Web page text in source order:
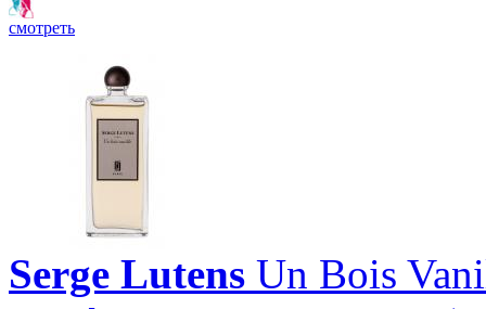
смотреть
Serge Lutens Un Bois